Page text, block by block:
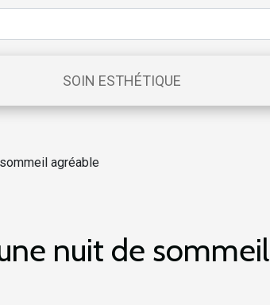
SOIN ESTHÉTIQUE
agréable
nuit de sommeil